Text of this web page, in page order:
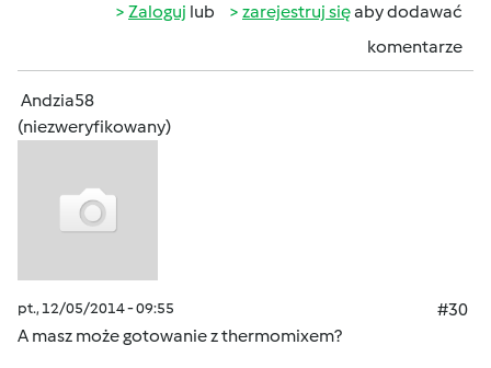
Zaloguj lub zarejestruj sięaby dodawać
komentarze
Andzia58
(niezweryfikowany)
pt., 12/05/2014 - 09:55
#30
A masz może gotowanie z thermomixem?